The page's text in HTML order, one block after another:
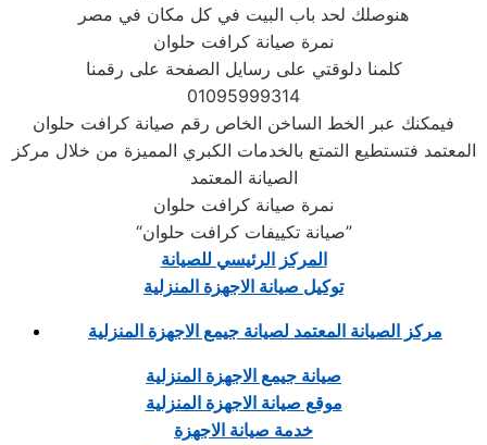
هنوصلك لحد باب البيت في كل مكان في مصر
نمرة صيانة كرافت حلوان
كلمنا دلوقتي على رسايل الصفحة على رقمنا
فيمكنك عبر الخط الساخن الخاص رقم صيانة كرافت حلوان
المعتمد فتستطيع التمتع بالخدمات الكبري المميزة من خلال مركز
الصيانة المعتمد
نمرة صيانة كرافت حلوان
“صيانة تكييفات كرافت حلوان”
المركز الرئيسي للصيانة
توكيل صيانة الاجهزة المنزلية
مركز الصيانة المعتمد لصيانة جيمع الاجهزة المنزلية
صيانة جيمع الاجهزة المنزلية
موقع صيانة الاجهزة المنزلية
خدمة صيانة الاجهزة